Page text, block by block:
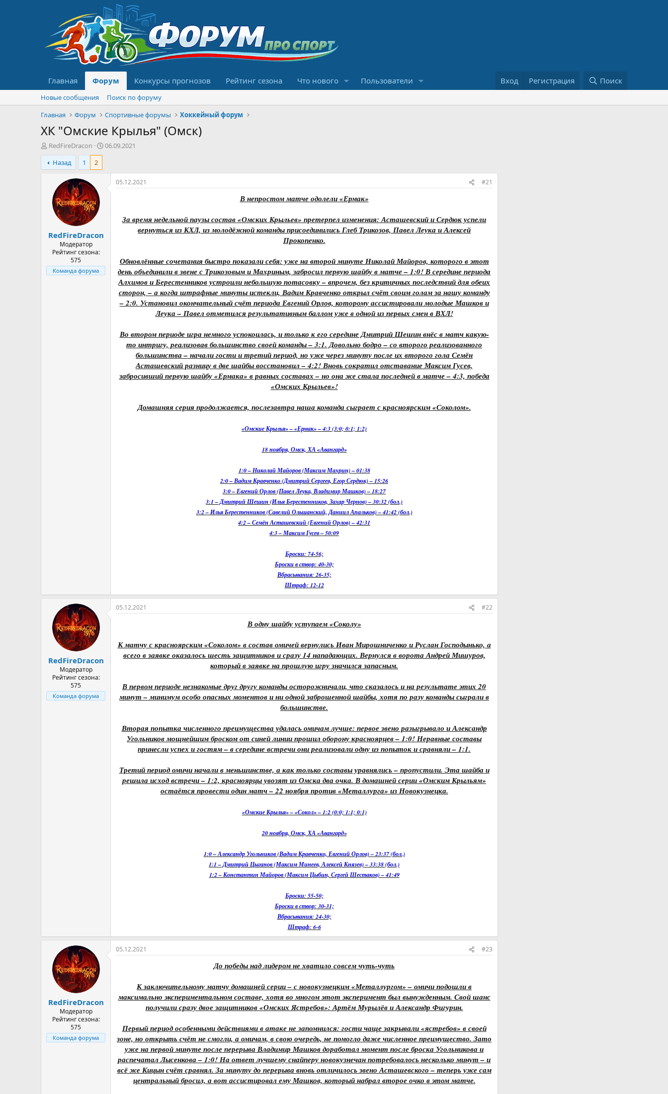
Главная Форум Конкурсы прогнозов Рейтинг сезона Что нового Пользователи Вход Регистрация Поиск
Новые сообщения
Поиск по форуму
Главная
Форум Спортивные форумы Хоккейный форум
ХК "Омские Крылья" (Омск)
А
в
т
о
м
RedFireDracon
Д
а
06.09.2021
Назад
1 2
RedFireDracon
Модератор
Рейтинг сезона:
575
Команда форума
05.12.2021 #21
В непростом матче одолели «Ермак»
За время недельной паузы состав «Омских Крыльев» претерпел изменения: Асташевский и Сердюк успели
вернуться из КХЛ, из молодёжной команды присоединились Глеб Трикозов, Павел Леука и Алексей
Прокопенко.
Обновлённые сочетания быстро показали себя: уже на второй минуте Николай Майоров, которого в этот
день объединили в звене с Трикозовым и Махриным, забросил первую шайбу в матче – 1:0! В середине периода
Алхимов и Берестенников устроили небольшую потасовку – впрочем, без критичных последствий для обеих
сторон, – а когда штрафные минуты истекли, Вадим Кравченко открыл счёт своим голам за нашу команду
– 2:0. Установил окончательный счёт периода Евгений Орлов, которому ассистировали молодые Машков и
Леука – Павел отметился результативным баллом уже в одной из первых смен в ВХЛ!
Во втором периоде игра немного успокоилась, и только к его середине Дмитрий Шешин внёс в матч какую-
то интригу, реализовав большинство своей команды – 3:1. Довольно бодро – со второго реализованного
большинства – начали гости и третий период, но уже через минуту после их второго гола Семён
Асташевский разницу в две шайбы восстановил – 4:2! Вновь сократил отставание Максим Гусев,
забросивший первую шайбу «Ермака» в равных составах – но она же стала последней в матче – 4:3, победа
«Омских Крыльев»!
Домашняя серия продолжается, послезавтра наша команда сыграет с красноярским «Соколом».
«Омские Крылья» – «Ермак» – 4:3 (3:0; 0:1; 1:2)
18 ноября, Омск, ХА «Авангард»
1:0 – Николай Майоров (Максим Махрин) – 01:38
2:0 – Вадим Кравченко (Дмитрий Сергеев, Егор Сердюк) – 15:26
3:0 – Евгений Орлов (Павел Леука, Владимир Машков) – 18:27
3:1 – Дмитрий Шешин (Илья Берестенников, Захар Чернов) – 30:32 (бол.)
3:2 – Илья Берестенников (Савелий Ольшанский, Даниил Апальков) – 41:42 (бол.)
4:2 – Семён Асташевский (Евгений Орлов) – 42:31
4:3 – Максим Гусев – 50:09
Броски: 74-56;
Броски в створ: 40-30;
Вбрасывания: 26-35;
Штраф: 12-12
RedFireDracon
Модератор
Рейтинг сезона:
575
Команда форума
05.12.2021 #22
В одну шайбу уступаем «Соколу»
К матчу с красноярским «Соколом» в состав омичей вернулись Иван Мирошниченко и Руслан Господынько, а
всего в заявке оказалось шесть защитников и сразу 14 нападающих. Вернулся в ворота Андрей Мишуров,
который в заявке на прошлую игру значился запасным.
В первом периоде незнакомые друг другу команды осторожничали, что сказалось и на результате этих 20
минут – минимум особо опасных моментов и ни одной заброшенной шайбы, хотя по разу команды сыграли в
большинстве.
Вторая попытка численного преимущества удалась омичам лучше: первое звено разыгрывало и Александр
Угольников мощнейшим броском от синей линии прошил оборону красноярцев – 1:0! Неравные составы
принесли успех и гостям – в середине встречи они реализовали одну из попыток и сравняли – 1:1.
Третий период омичи начали в меньшинстве, а как только составы уравнялись – пропустили. Эта шайба и
решила исход встречи – 1:2, красноярцы увозят из Омска два очка. В домашней серии «Омским Крыльям»
остаётся провести один матч – 22 ноября против «Металлурга» из Новокузнецка.
«Омские Крылья» – «Сокол» – 1:2 (0:0; 1:1; 0:1)
20 ноября, Омск, ХА «Авангард»
1:0 – Александр Угольников (Вадим Кравченко, Евгений Орлов) – 23:37 (бол.)
1:1 – Дмитрий Цыганов (Максим Минеев, Алексей Князев) – 33:38 (бол.)
1:2 – Константин Майоров (Максим Цыбин, Сергей Шестаков) – 41:49
Броски: 55-50;
Броски в створ: 30-31;
Вбрасывания: 24-30;
Штраф: 6-6
RedFireDracon
Модератор
Рейтинг сезона:
575
Команда форума
05.12.2021 #23
До победы над лидером не хватило совсем чуть-чуть
К заключительному матчу домашней серии – с новокузнецким «Металлургом» – омичи подошли в
максимально экспериментальном составе, хотя во многом этот эксперимент был вынужденным. Свой шанс
получили сразу двое защитников «Омских Ястребов»: Артём Мурылёв и Александр Фигурин.
Первый период особенными действиями в атаке не запомнился: гости чаще закрывали «ястребов» в своей
зоне, но открыть счёт не смогли, а омичам, в свою очередь, не помогло даже численное преимущество. Зато
уже на первой минуте после перерыва Владимир Машков доработал момент после броска Угольникова и
распечатал Лысенкова – 1:0! На ответ лучшему снайперу новокузнечан потребовалось несколько минут – и
всё же Кицын счёт сравнял. За минуту до перерыва вновь отличилось звено Асташевского – теперь уже сам
центральный бросил, а вот ассистировал ему Машков, который набрал второе очко в этом матче.